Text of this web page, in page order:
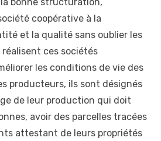
coopérative à la
et la qualité sans oublier les
ces sociétés
les conditions de vie des
producteurs, ils sont désignés
de leur production qui doit
avoir des parcelles tracées
attestant de leurs propriétés